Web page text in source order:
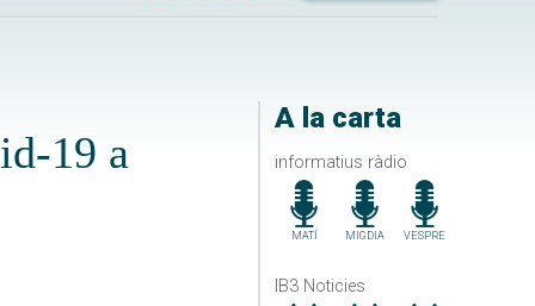
A la carta
informatius ràdio
MATÍ MIGDIA VESPRE
IB3 Noticies
19 a